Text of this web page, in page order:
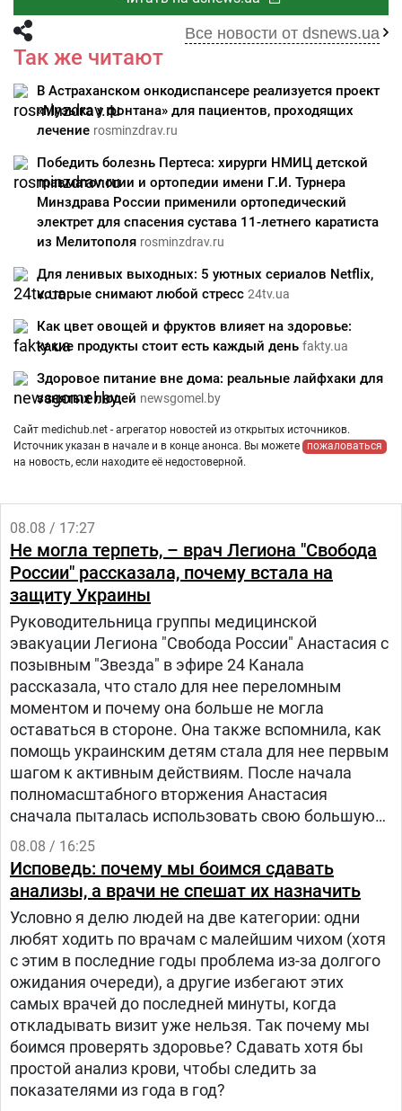
Все новости от dsnews.ua
Так же читают
В Астраханском онкодиспансере реализуется проект
«Музыка у фонтана» для пациентов, проходящих
лечение rosminzdrav.ru
Победить болезнь Пертеса: хирурги НМИЦ детской
травматологии и ортопедии имени Г.И. Турнера
Минздрава России применили ортопедический
электрет для спасения сустава 11-летнего каратиста
из Мелитополя rosminzdrav.ru
Для ленивых выходных: 5 уютных сериалов Netflix,
которые снимают любой стресс 24tv.ua
Как цвет овощей и фруктов влияет на здоровье:
какие продукты стоит есть каждый день fakty.ua
Здоровое питание вне дома: реальные лайфхаки для
занятых людей newsgomel.by
Сайт medichub.net - агрегатор новостей из открытых источников.
Источник указан в начале и в конце анонса. Вы можете
пожаловаться
на новость, если находите её недостоверной.
08.08 / 17:27
Не могла терпеть, – врач Легиона "Свобода
России" рассказала, почему встала на
защиту Украины
Руководительница группы медицинской
эвакуации Легиона "Свобода России" Анастасия с
позывным "Звезда" в эфире 24 Канала
рассказала, что стало для нее переломным
моментом и почему она больше не могла
оставаться в стороне. Она также вспомнила, как
помощь украинским детям стала для нее первым
шагом к активным действиям. После начала
полномасштабного вторжения Анастасия
сначала пыталась использовать свою большую
русскоязычную аудиторию, чтобы объяснять
людям в России, что на самом деле происходит в
Украине.
08.08 / 16:25
Исповедь: почему мы боимся сдавать
анализы, а врачи не спешат их назначить
Условно я делю людей на две категории: одни
любят ходить по врачам с малейшим чихом (хотя
с этим в последние годы проблема из-за долгого
ожидания очереди), а другие избегают этих
самых врачей до последней минуты, когда
откладывать визит уже нельзя. Так почему мы
боимся проверять здоровье? Сдавать хотя бы
простой анализ крови, чтобы следить за
показателями из года в год?